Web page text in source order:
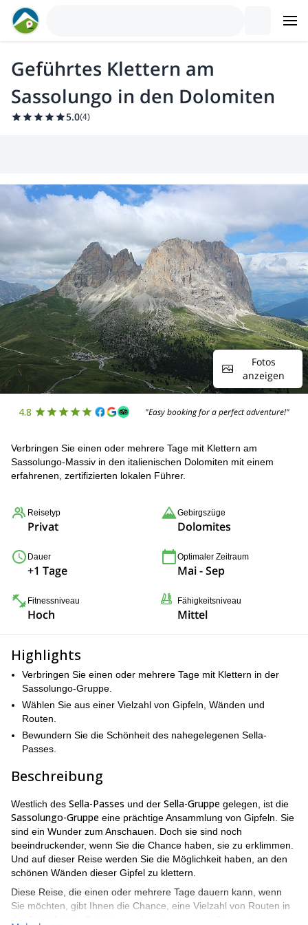
Geführtes Klettern am
Sassolungo in den Dolomiten
5.0(4)
Fotos
anzeigen
4.8 "Easy booking for a perfect adventure!"
Verbringen Sie einen oder mehrere Tage mit Klettern am
Sassolungo-Massiv in den italienischen Dolomiten mit einem
erfahrenen, zertifizierten lokalen Führer.
Reisetyp
Privat
Gebirgszüge
Dolomites
Dauer
+1 Tage
Optimaler Zeitraum
Mai - Sep
Fitnessniveau
Hoch
Fähigkeitsniveau
Mittel
Highlights
Verbringen Sie einen oder mehrere Tage mit Klettern in der
Sassolungo-Gruppe.
Wählen Sie aus einer Vielzahl von Gipfeln, Wänden und
Routen.
Bewundern Sie die Schönheit des nahegelegenen Sella-
Passes.
Beschreibung
Westlich des Sella-Passes und der Sella-Gruppe gelegen, ist die
Sassolungo-Gruppe eine prächtige Ansammlung von Gipfeln. Sie
sind ein Wunder zum Anschauen. Doch sie sind noch
beeindruckender, wenn Sie die Chance haben, sie zu erklimmen.
Und auf dieser Reise werden Sie die Möglichkeit haben, an den
schönen Wänden dieser Gipfel zu klettern.
Diese Reise, die einen oder mehrere Tage dauern kann, wenn
Sie möchten, gibt Ihnen die Chance, eine Vielzahl von Routen in